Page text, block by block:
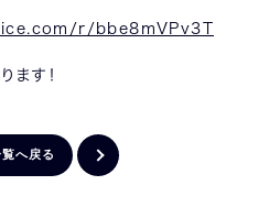
r/bbe8mVPv3T
ます！
へ戻る